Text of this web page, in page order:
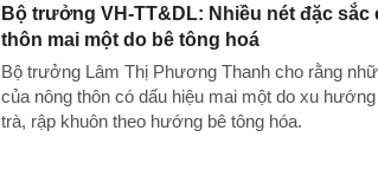
Bộ trưởng VH-TT&DL: Nhiều nét đặc sắc
thôn mai một do bê tông hoá
Bộ trưởng Lâm Thị Phương Thanh cho rằng
của nông thôn có dấu hiệu mai một do xu
trà, rập khuôn theo hướng bê tông hóa.